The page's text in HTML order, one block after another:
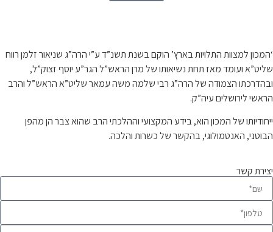
‘המכון למצוות התלויות בארץ’ הוקם בשנת תשנ”ד ע”י הרה”ג שניאור זלמן רווח
שליט”א ועומד מאז תחת נשיאותו של מרן הראש”ל הגר”ע יוסף זצוק”ל,
ובהדרכתו הצמודה של הרה”ג רבי שלמה משה עמאר שליט”א הראש”ל והרב
הראשי לירושלים עיה”ק.
ייחודיותו של המכון הוא, בידע המקצועי וההלכתי הרב שהוא צבר הן מהפן
הבוטני, האנטמולוגי, בהקשר של כשרות והלכה.
יצירת קשר